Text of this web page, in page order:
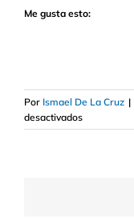
Me gusta esto:
Por Ismael De La Cruz |
desactivadosen
¿Tendencia